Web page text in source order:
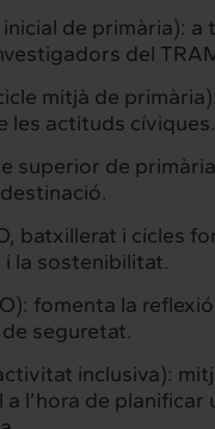
inicial de primària):
del
mitjà de
les actituds cíviques.
superior de
batxillerat i cicles
i la sostenibilitat.
fomenta la
seguretat.
inclusiva):
l’hora de